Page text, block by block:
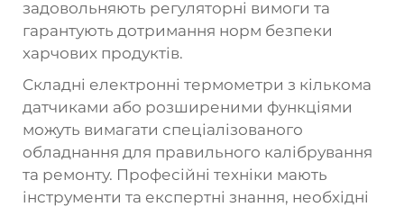
задовольняють регуляторні вимоги та
гарантують дотримання норм безпеки
харчових продуктів.
Складні електронні термометри з кількома
датчиками або розширеними функціями
можуть вимагати спеціалізованого
обладнання для правильного калібрування
та ремонту. Професійні техніки мають
інструменти та експертні знання, необхідні